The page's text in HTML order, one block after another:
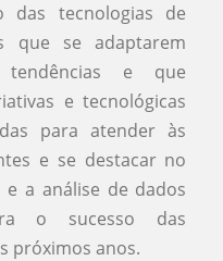
das tecnologias de
que se adaptarem
tendências e que
e tecnológicas
para atender às
e se destacar no
e a análise de dados
o sucesso das
próximos anos.